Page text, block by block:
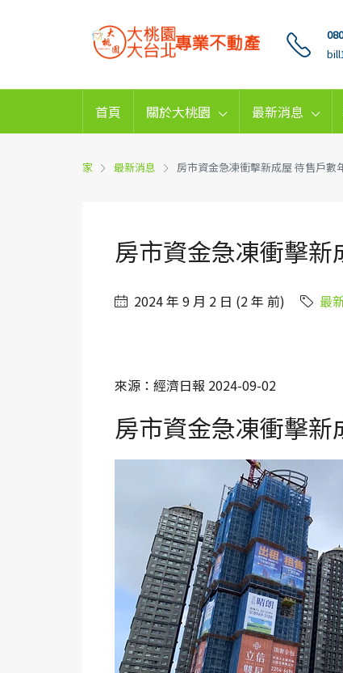
首頁 關於大桃園 最新消息
家 最新消息 房市資金急凍衝擊新成屋 待售戶數
房市資金急凍衝擊
2024 年 9 月 2 日 (2 年 前) 最
來源：經濟日報 2024-09-02
房市資金急凍衝擊